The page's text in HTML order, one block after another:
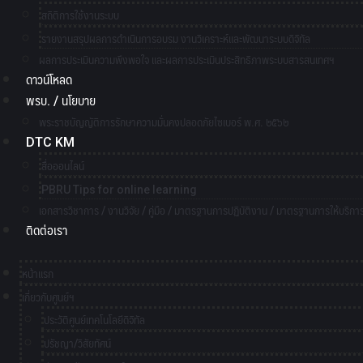
สถิติการใช้งานระบบ
รายงานสรุปผลการดำเนินการอบรม งานวิเคราะห์และพัฒนาระบบดิจิทัล
ผลการประเมินความพึงพอใจ และผลการประเมินประสิทธิภาพระบบสารสนเทศฯ
ดาวน์โหลด
พรบ. / นโยบาย
พระราชบัญญัติการรักษาความมั่นคงปลอดภัยไซเบอร์ พ.ศ. ๒๕๖๒
DTC KM
สื่อออนไลน์
PBRU Tips for online learning
เอกสารวิชาการ / งานวิจัย / คู่มือ / มาตรฐานการปฏิบัติงาน / มาตรฐานการให้บริกา
ติดต่อเรา
หน้าแรก
เกี่ยวกับศูนย์ฯ
ประวัติศูนย์เทคโนโลยีดิจิทัล
ปรัชญา/วิสัยทัศน์